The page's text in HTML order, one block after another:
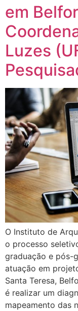
em
Luzes
O Instituto de
o processo
graduação e pós-
atuação em
Santa Teresa,
é realizar um
mapeamento das